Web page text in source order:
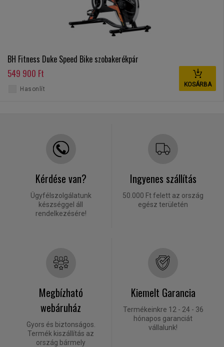
BH Fitness Duke Speed Bike szobakerékpár
549 900 Ft
KOSÁRBA
Hasonlít
Kérdése van?
Ügyfélszolgálatunk
készséggel áll
rendelkezésére!
Ingyenes szállítás
50.000 Ft felett az ország
egész területén
Megbízható
webáruház
Gyors és biztonságos.
Termék kiszállítás az
ország bármely
Kiemelt Garancia
Termékeinkre 12 - 24 - 36
hónapos garanciát
vállalunk!